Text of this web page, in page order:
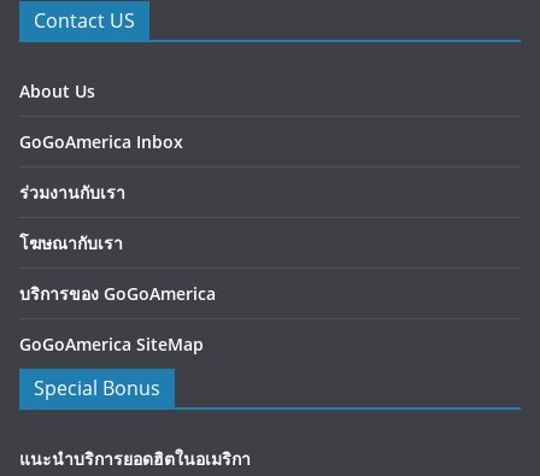
Contact US
About Us
GoGoAmerica Inbox
ร่วมงานกับเรา
โฆษณากับเรา
บริการของ GoGoAmerica
GoGoAmerica SiteMap
Special Bonus
แนะนำบริการยอดฮิตในอเมริกา